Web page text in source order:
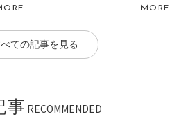
MORE
ての記事を見る
事 RECOMMENDED